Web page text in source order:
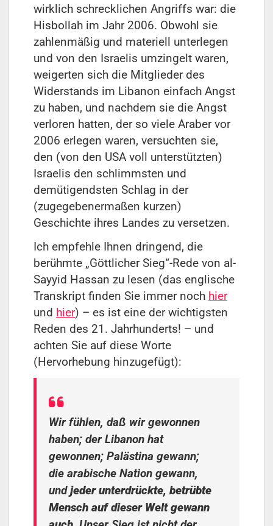
wirklich schrecklichen Angriffs war: die
Hisbollah im Jahr 2006. Obwohl sie
zahlenmäßig und materiell unterlegen
und von den Israelis umzingelt waren,
weigerten sich die Mitglieder des
Widerstands im Libanon einfach Angst
zu haben, und nachdem sie die Angst
verloren hatten, der so viele Araber vor
2006 erlegen waren, versuchten sie,
den (von den USA voll unterstützten)
Israelis den schlimmsten und
demütigendsten Schlag in der
(zugegebenermaßen kurzen)
Geschichte ihres Landes zu versetzen.
Ich empfehle Ihnen dringend, die
berühmte „Göttlicher Sieg“-Rede von al-
Sayyid Hassan zu lesen (das englische
Transkript finden Sie immer noch hier
und hier) – es ist eine der wichtigsten
Reden des 21. Jahrhunderts! – und
achten Sie auf diese Worte
(Hervorhebung hinzugefügt):
Wir fühlen, daß wir gewonnen
haben; der Libanon hat
gewonnen; Palästina gewann;
die arabische Nation gewann,
undjeder unterdrückte, betrübte
Mensch auf dieser Welt gewann